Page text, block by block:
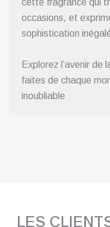
cette fragrance qui
occasions, et
sophistication
Explorez l’avenir de
faites de chaque
inoubliable
LES